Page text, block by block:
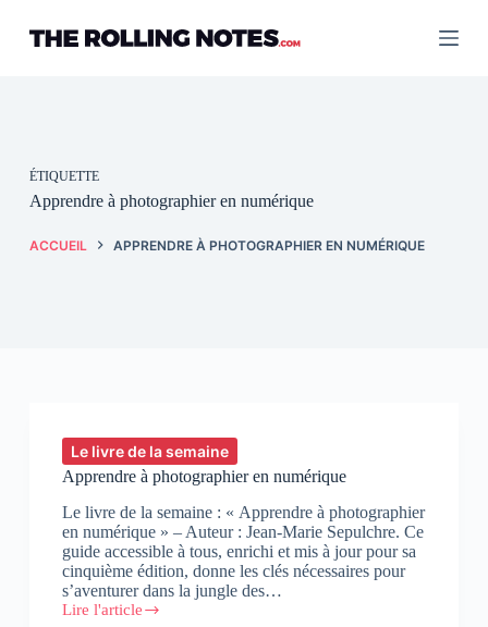
contenu
ÉTIQUETTE
Apprendre à photographier en numérique
ACCUEIL APPRENDRE À PHOTOGRAPHIER EN NUMÉRIQUE
Le livre de la semaine
Apprendre à photographier en numérique
Le livre de la semaine : « Apprendre à photographier
en numérique » – Auteur : Jean-Marie Sepulchre. Ce
guide accessible à tous, enrichi et mis à jour pour sa
cinquième édition, donne les clés nécessaires pour
s’aventurer dans la jungle des…
Lire l'article
Apprendre